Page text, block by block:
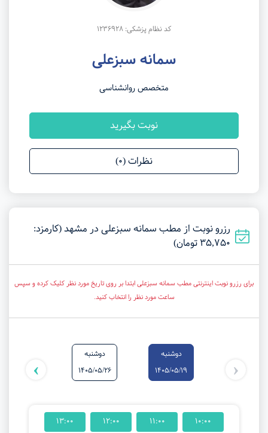
کد نظام پزشکی: 1236928
سمانه سبزعلی
متخصص روانشناسی
نوبت بگیرید
نظرات (0)
رزرو نوبت از مطب سمانه سبزعلی در مشهد (کارمزد:
35,750 تومان)
برای رزرو نوبت اینترنتی مطب سمانه سبزعلی ابتدا بر روی تاریخ مورد نظر کلیک کرده و سپس
ساعت مورد نظر را انتخاب کنید.
دوشنبه
1405/05/19
دوشنبه
1405/05/26
1405/05/28
‹
›
10:00
11:00
12:00
13:00